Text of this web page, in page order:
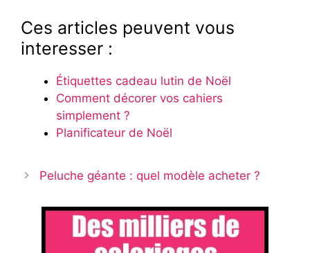
Ces articles peuvent vous
interesser :
Étiquettes cadeau lutin de Noël
Comment décorer vos cahiers
simplement ?
Planificateur de Noël
Peluche géante : quel modèle acheter ?